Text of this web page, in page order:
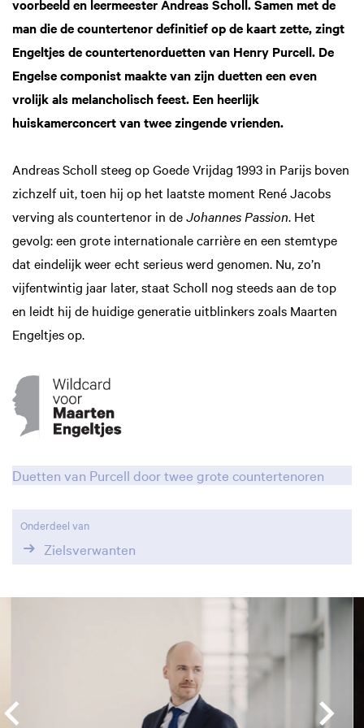
voorbeeld en leermeester Andreas Scholl. Samen met de
man die de countertenor definitief op de kaart zette, zingt
Engeltjes de countertenorduetten van Henry Purcell. De
Engelse componist maakte van zijn duetten een even
vrolijk als melancholisch feest. Een heerlijk
huiskamerconcert van twee zingende vrienden.
Andreas Scholl steeg op Goede Vrijdag 1993 in Parijs boven
zichzelf uit, toen hij op het laatste moment René Jacobs
verving als countertenor in deJohannes Passion. Het
gevolg: een grote internationale carrière en een stemtype
dat eindelijk weer echt serieus werd genomen. Nu, zo’n
vijfentwintig jaar later, staat Scholl nog steeds aan de top
en leidt hij de huidige generatie uitblinkers zoals Maarten
Engeltjes op.
Duetten van Purcell door twee grote countertenoren
Onderdeel van
Zielsverwanten
Inzoomen